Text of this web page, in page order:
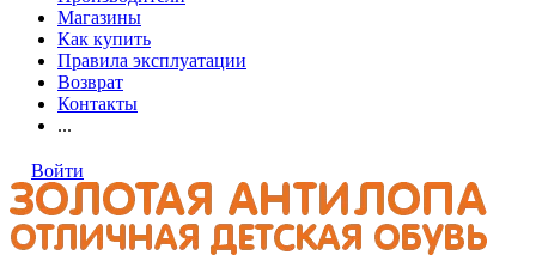
Магазины
Как купить
Правила эксплуатации
Возврат
Контакты
...
Войти